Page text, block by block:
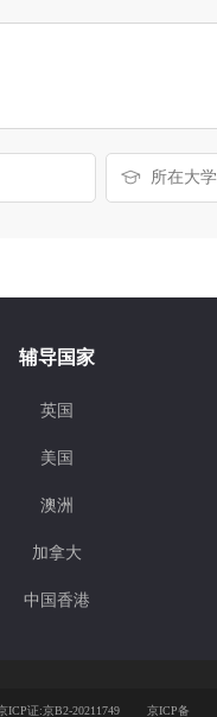
辅导国家
英国
美国
澳洲
加拿大
中国香港
ICP证:京B2-20211749 京ICP备